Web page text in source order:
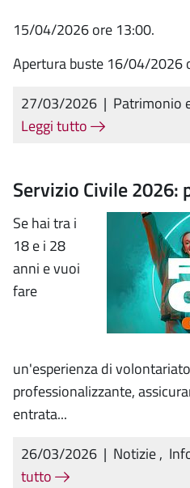
15/04/2026 ore 13:00.
Apertura buste 16/04/2026
27/03/2026 | Patrimonio
Leggi tutto
Servizio Civile 2026:
Se hai tra i
18 e i 28
anni e vuoi
fare
un'esperienza di
professionalizzante,
entrata...
26/03/2026 | Notizie,
tutto